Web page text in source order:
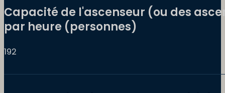
Capacité de l'ascenseur (ou des
par heure (personnes)
192